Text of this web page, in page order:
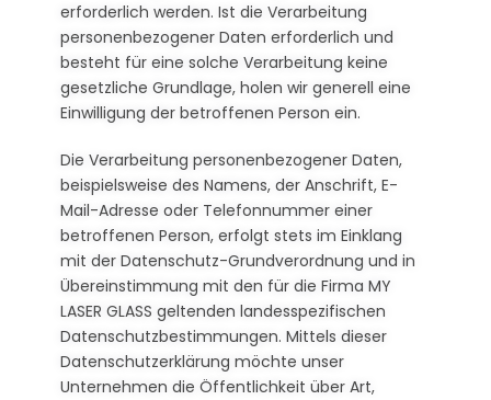
erforderlich werden. Ist die Verarbeitung
personenbezogener Daten erforderlich und
besteht für eine solche Verarbeitung keine
gesetzliche Grundlage, holen wir generell eine
Einwilligung der betroffenen Person ein.
Die Verarbeitung personenbezogener Daten,
beispielsweise des Namens, der Anschrift, E-
Mail-Adresse oder Telefonnummer einer
betroffenen Person, erfolgt stets im Einklang
mit der Datenschutz-Grundverordnung und in
Übereinstimmung mit den für die Firma MY
LASER GLASS geltenden landesspezifischen
Datenschutzbestimmungen. Mittels dieser
Datenschutzerklärung möchte unser
Unternehmen die Öffentlichkeit über Art,